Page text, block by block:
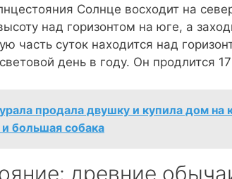
Солнце восходит на
над горизонтом на юге, а
часть суток находится над
день в году. Он продлится
продала двушку и купила дом на
большая собака
древние